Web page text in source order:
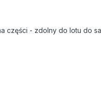
części - zdolny do lotu do